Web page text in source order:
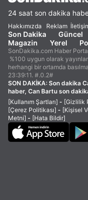
24 saat son dakika
Hakkımızda Reklam
Son Dakika Güncel
Magazin
Yerel
SonDakika.com Haber
%100 uygun olarak
herhangi bir ortamda
23:39:11. #.0.2#
SON DAKİKA: Son dakika
haber, Can Bartu son
[Kullanım Şartları] - [Gizlilik
[Çerez Politikası] - [Kişisel
Metni] - [Hata Bildir]